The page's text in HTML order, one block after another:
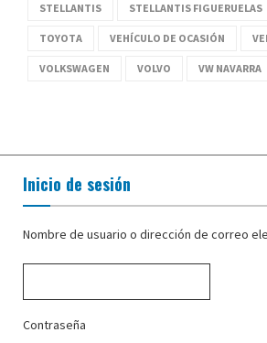
STELLANTIS STELLANTIS FIGUERUELAS
TOYOTA VEHÍCULO DE OCASIÓN
VOLKSWAGEN VOLVO VW NAVARRA
Inicio de sesión
Nombre de usuario o dirección de correo
Contraseña